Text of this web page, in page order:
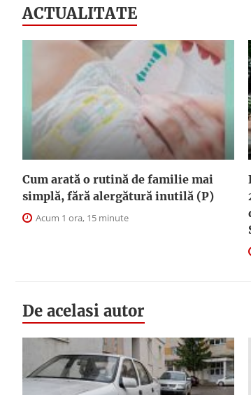
ACTUALITATE
Cum arată o rutină de familie mai
simplă, fără alergătură inutilă (P)
Acum 1 ora, 15 minute
De acelasi autor